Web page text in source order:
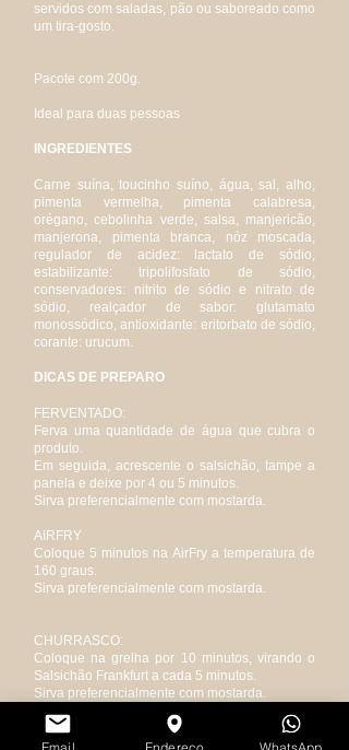
servidos com saladas, pão ou saboreado como
um tira-gosto.
Pacote com 200g.
Ideal para duas pessoas
INGREDIENTES
Carne suína, toucinho suíno, água, sal, alho,
pimenta vermelha, pimenta calabresa,
orégano, cebolinha verde, salsa, manjericão,
manjerona, pimenta branca, nóz moscada,
regulador de acidez: lactato de sódio,
estabilizante: tripolifosfato de sódio,
conservadores: nitrito de sódio e nitrato de
sódio, realçador de sabor: glutamato
monossódico, antioxidante: eritorbato de sódio,
corante: urucum.
DICAS DE PREPARO
FERVENTADO:
Ferva uma quantidade de água que cubra o
produto.
Em seguida, acrescente o salsichão, tampe a
panela e deixe por 4 ou 5 minutos.
Sirva preferencialmente com mostarda.
AIRFRY
Coloque 5 minutos na AirFry a temperatura de
160 graus.
Sirva preferencialmente com mostarda.
CHURRASCO:
Coloque na grelha por 10 minutos, virando o
Salsichão Frankfurt a cada 5 minutos.
Sirva preferencialmente com mostarda.
Email Endereço WhatsApp